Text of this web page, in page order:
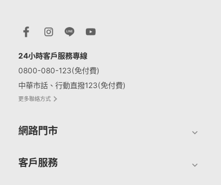
24小時客戶服務專線
0800-080-123(免付費)
中華市話、行動直撥123(免付費)
更多聯絡方式
網路門市
客戶服務